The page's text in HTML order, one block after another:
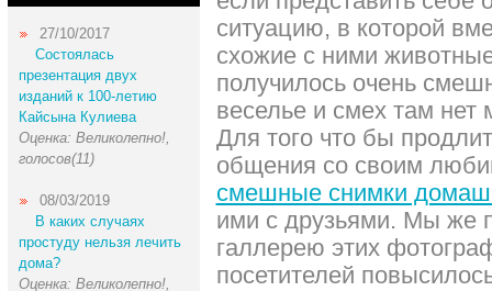
27/10/2017
Состоялась
презентация двух
изданий к 100-летию
Кайсына Кулиева
Оценка: Великолепно!,
голосов(11)
08/03/2019
В каких случаях
простуду нельзя лечить
дома?
Оценка: Великолепно!,
ситуацию, в которой
схожие с ними
получилось очень
веселье и смех там нет
Для того что бы
общения со своим
смешные снимки
ими с друзьями. Мы же
галлерею этих
посетителей